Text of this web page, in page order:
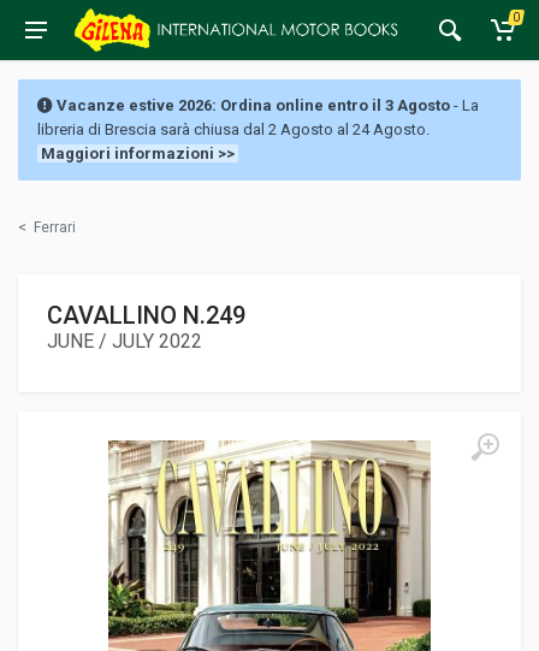
0
Vacanze estive 2026: Ordina online entro il 3 Agosto - La
libreria di Brescia sarà chiusa dal 2 Agosto al 24 Agosto.
Maggiori informazioni >>
< Ferrari
CAVALLINO N.249
JUNE / JULY 2022